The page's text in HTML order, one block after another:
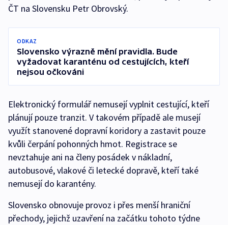
ČT na Slovensku Petr Obrovský.
ODKAZ
Slovensko výrazně mění pravidla. Bude
vyžadovat karanténu od cestujících, kteří
nejsou očkováni
Elektronický formulář nemusejí vyplnit cestující, kteří
plánují pouze tranzit. V takovém případě ale musejí
využít stanovené dopravní koridory a zastavit pouze
kvůli čerpání pohonných hmot. Registrace se
nevztahuje ani na členy posádek v nákladní,
autobusové, vlakové či letecké dopravě, kteří také
nemusejí do karantény.
Slovensko obnovuje provoz i přes menší hraniční
přechody, jejichž uzavření na začátku tohoto týdne